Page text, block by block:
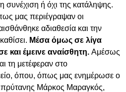
συνέχιση ή όχι της κατάληψης.
μας περιέγραψαν οι
αδιαθεσία και την
Μέσα όμως σε λίγα
και έμεινε αναίσθητη. Αμέσως
τη μετέφεραν στο
όπου, όπως μας ενημέρωσε ο
Μάρκος Μαραγκός,